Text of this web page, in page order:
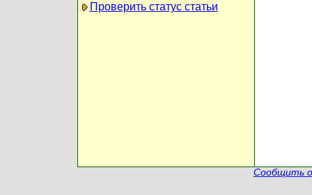
Проверить статус статьи
Сообщить о